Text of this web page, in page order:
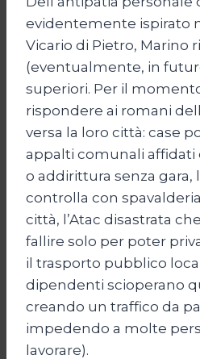
evidentemente ispirato
Vicario di Pietro, Marino
(eventualmente, in
superiori. Per il
rispondere ai romani
versa la loro città: case
appalti comunali affidati
o addirittura senza gara,
controlla con
città, l’Atac disastrata
fallire solo per poter
il trasporto pubblico
dipendenti scioperano
creando un traffico da
impedendo a molte
lavorare).